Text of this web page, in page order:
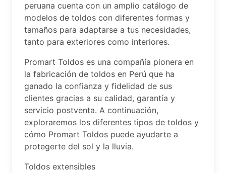
peruana cuenta con un amplio catálogo de
modelos de toldos con diferentes formas y
tamaños para adaptarse a tus necesidades,
tanto para exteriores como interiores.
Promart Toldos es una compañía pionera en
la fabricación de toldos en Perú que ha
ganado la confianza y fidelidad de sus
clientes gracias a su calidad, garantía y
servicio postventa. A continuación,
exploraremos los diferentes tipos de toldos y
cómo Promart Toldos puede ayudarte a
protegerte del sol y la lluvia.
Toldos extensibles